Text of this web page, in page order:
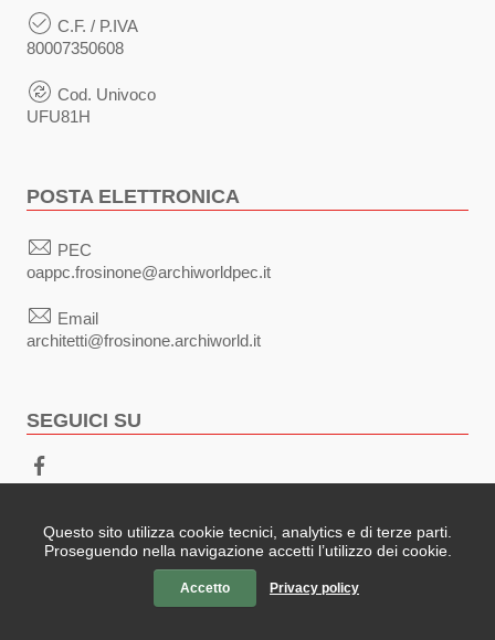
Questo sito utilizza cookie tecnici, analytics e di terze parti.
Proseguendo nella navigazione accetti l’utilizzo dei cookie.
Accetto Privacy policy
C.F. / P.IVA
80007350608
Cod. Univoco
UFU81H
POSTA ELETTRONICA
PEC
oappc.frosinone@archiworldpec.it
Email
architetti@frosinone.archiworld.it
SEGUICI SU
Sezione Link Utili
Privacy | Note legali | Contatti | Realizzato con WordPress
Tema grafico ItaliaWP2 | Basato sul Prototipo per siti PA di